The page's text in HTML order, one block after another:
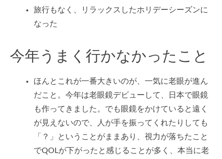
旅行もなく、リラックスしたホリデーシーズンに
なった
今年うまく行かなかったこと
ほんとこれが一番大きいのが、一気に老眼が進ん
だこと。今年は老眼鏡デビューして、日本で眼鏡
も作ってきました。でも眼鏡をかけていると遠く
が見えないので、人が手を振ってくれたりしても
「？」ということがままあり、視力が落ちたこと
でQOLが下がったと感じることが多く、本当に老